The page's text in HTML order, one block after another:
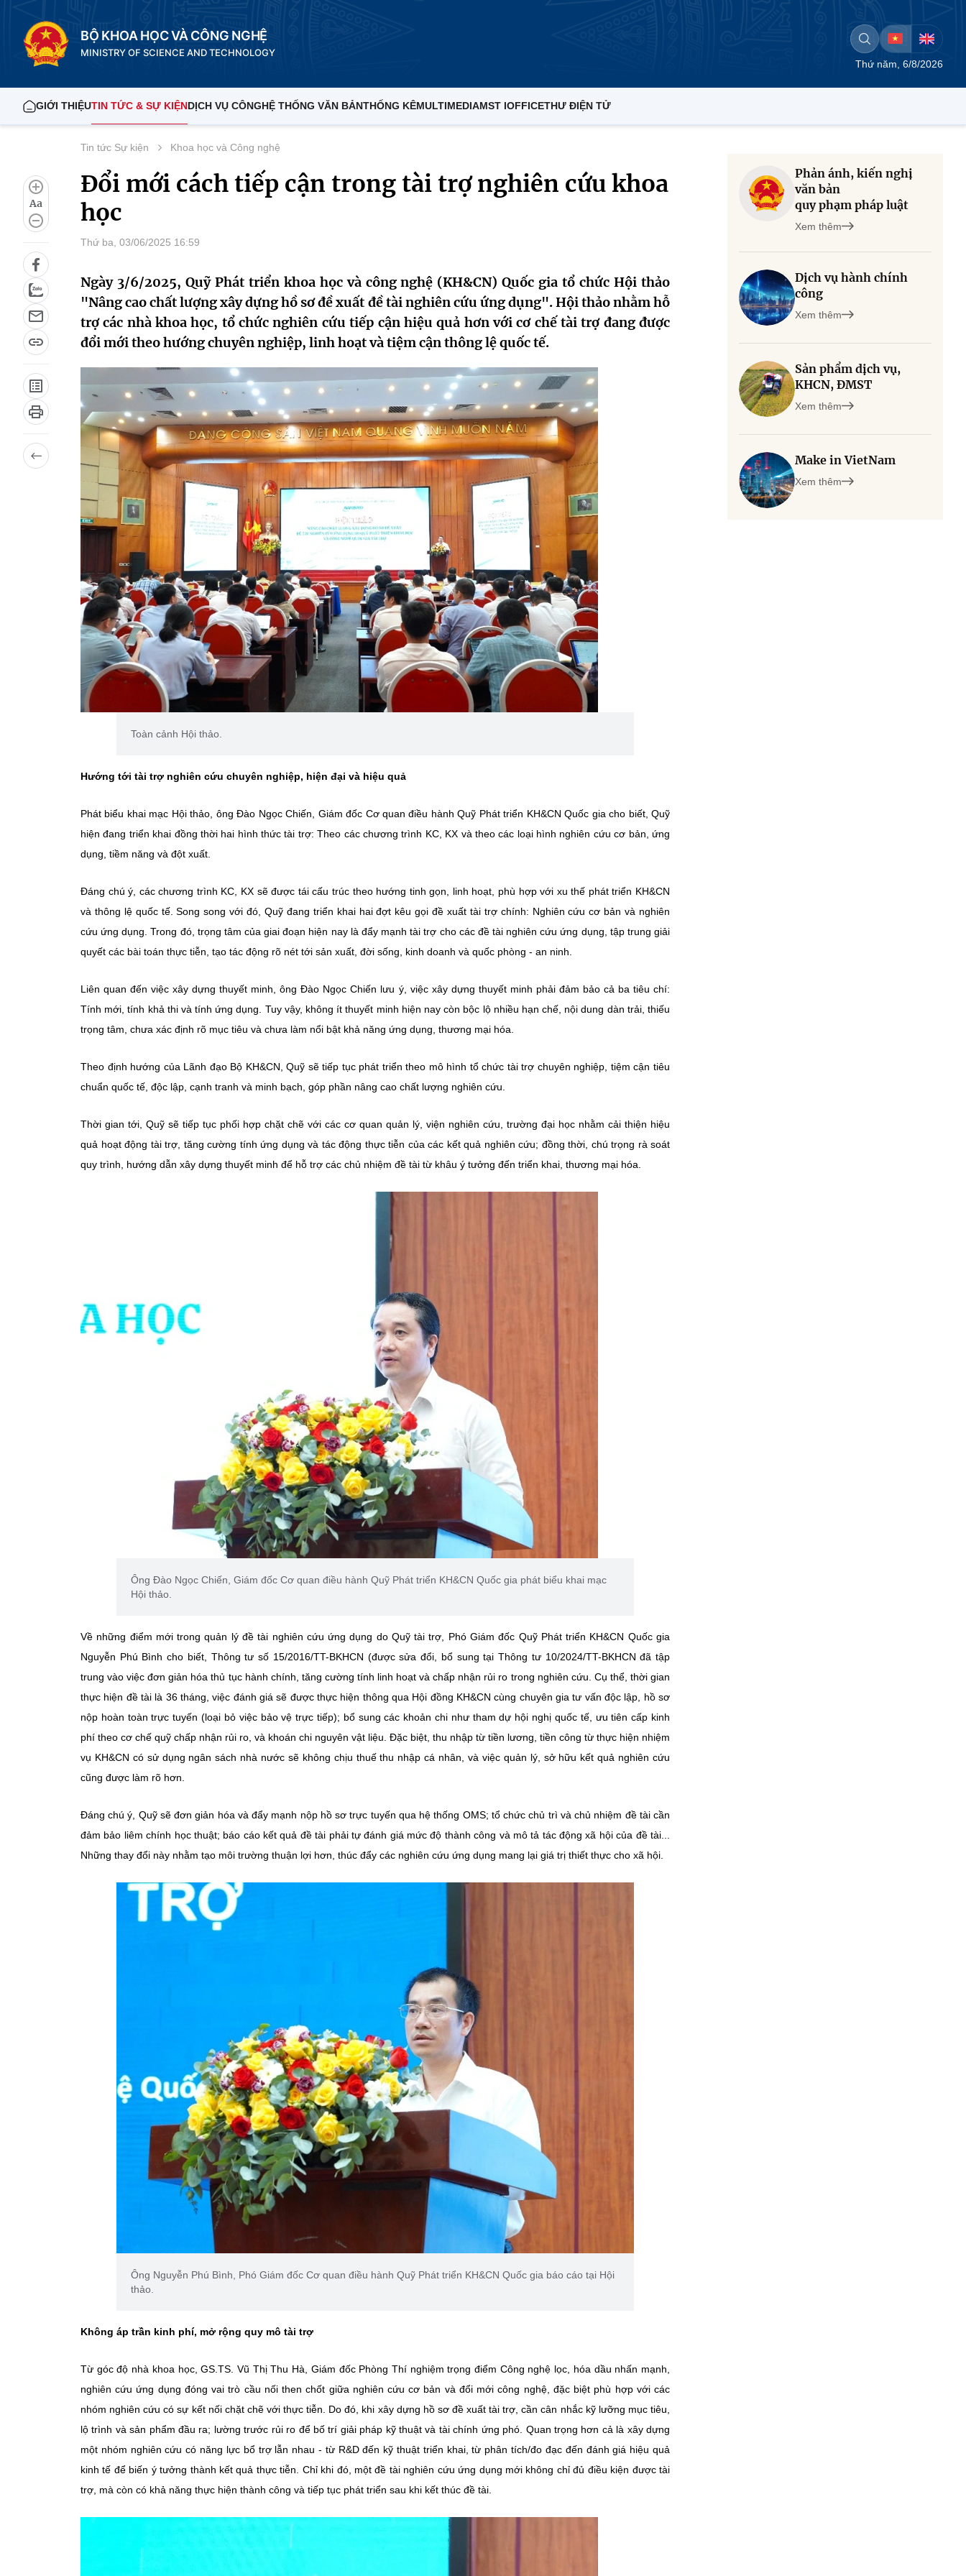
BỘ KHOA HỌC VÀ CÔNG NGHỆ
MINISTRY OF SCIENCE AND TECHNOLOGY
Thứ năm, 6/8/2026
GIỚI THIỆUTIN TỨC & SỰ KIỆNDỊCH VỤ CÔNGHỆ THỐNG VĂN BẢNTHỐNG KÊMULTIMEDIAMST IOFFICETHƯ ĐIỆN TỬ
Aa
Tin tức Sự kiện Khoa học và Công nghệ
Đổi mới cách tiếp cận trong tài trợ nghiên cứu khoa
học
Thứ ba, 03/06/2025 16:59
Ngày 3/6/2025, Quỹ Phát triển khoa học và công nghệ (KH&CN) Quốc gia tổ chức Hội thảo
"Nâng cao chất lượng xây dựng hồ sơ đề xuất đề tài nghiên cứu ứng dụng". Hội thảo nhằm hỗ
trợ các nhà khoa học, tổ chức nghiên cứu tiếp cận hiệu quả hơn với cơ chế tài trợ đang được
đổi mới theo hướng chuyên nghiệp, linh hoạt và tiệm cận thông lệ quốc tế.
Toàn cảnh Hội thảo.
Hướng tới tài trợ nghiên cứu chuyên nghiệp, hiện đại và hiệu quả
Phát biểu khai mạc Hội thảo, ông Đào Ngọc Chiến, Giám đốc Cơ quan điều hành Quỹ Phát triển KH&CN Quốc gia cho biết, Quỹ
hiện đang triển khai đồng thời hai hình thức tài trợ: Theo các chương trình KC, KX và theo các loại hình nghiên cứu cơ bản, ứng
dụng, tiềm năng và đột xuất.
Đáng chú ý, các chương trình KC, KX sẽ được tái cấu trúc theo hướng tinh gọn, linh hoạt, phù hợp với xu thế phát triển KH&CN
và thông lệ quốc tế. Song song với đó, Quỹ đang triển khai hai đợt kêu gọi đề xuất tài trợ chính: Nghiên cứu cơ bản và nghiên
cứu ứng dụng. Trong đó, trọng tâm của giai đoạn hiện nay là đẩy mạnh tài trợ cho các đề tài nghiên cứu ứng dụng, tập trung giải
quyết các bài toán thực tiễn, tạo tác động rõ nét tới sản xuất, đời sống, kinh doanh và quốc phòng - an ninh.
Liên quan đến việc xây dựng thuyết minh, ông Đào Ngọc Chiến lưu ý, việc xây dựng thuyết minh phải đảm bảo cả ba tiêu chí:
Tính mới, tính khả thi và tính ứng dụng. Tuy vậy, không ít thuyết minh hiện nay còn bộc lộ nhiều hạn chế, nội dung dàn trải, thiếu
trọng tâm, chưa xác định rõ mục tiêu và chưa làm nổi bật khả năng ứng dụng, thương mại hóa.
Theo định hướng của Lãnh đạo Bộ KH&CN, Quỹ sẽ tiếp tục phát triển theo mô hình tổ chức tài trợ chuyên nghiệp, tiệm cận tiêu
chuẩn quốc tế, độc lập, cạnh tranh và minh bạch, góp phần nâng cao chất lượng nghiên cứu.
Thời gian tới, Quỹ sẽ tiếp tục phối hợp chặt chẽ với các cơ quan quản lý, viện nghiên cứu, trường đại học nhằm cải thiện hiệu
quả hoạt động tài trợ, tăng cường tính ứng dụng và tác động thực tiễn của các kết quả nghiên cứu; đồng thời, chú trọng rà soát
quy trình, hướng dẫn xây dựng thuyết minh để hỗ trợ các chủ nhiệm đề tài từ khâu ý tưởng đến triển khai, thương mại hóa.
Ông Đào Ngọc Chiến, Giám đốc Cơ quan điều hành Quỹ Phát triển KH&CN Quốc gia phát biểu khai mạc
Hội thảo.
Về những điểm mới trong quản lý đề tài nghiên cứu ứng dụng do Quỹ tài trợ, Phó Giám đốc Quỹ Phát triển KH&CN Quốc gia
Nguyễn Phú Bình cho biết, Thông tư số 15/2016/TT-BKHCN (được sửa đổi, bổ sung tại Thông tư 10/2024/TT-BKHCN đã tập
trung vào việc đơn giản hóa thủ tục hành chính, tăng cường tính linh hoạt và chấp nhận rủi ro trong nghiên cứu. Cụ thể, thời gian
thực hiện đề tài là 36 tháng, việc đánh giá sẽ được thực hiện thông qua Hội đồng KH&CN cùng chuyên gia tư vấn độc lập, hồ sơ
nộp hoàn toàn trực tuyến (loại bỏ việc bảo vệ trực tiếp); bổ sung các khoản chi như tham dự hội nghị quốc tế, ưu tiên cấp kinh
phí theo cơ chế quỹ chấp nhận rủi ro, và khoán chi nguyên vật liệu. Đặc biệt, thu nhập từ tiền lương, tiền công từ thực hiện nhiệm
vụ KH&CN có sử dụng ngân sách nhà nước sẽ không chịu thuế thu nhập cá nhân, và việc quản lý, sở hữu kết quả nghiên cứu
cũng được làm rõ hơn.
Đáng chú ý, Quỹ sẽ đơn giản hóa và đẩy mạnh nộp hồ sơ trực tuyến qua hệ thống OMS; tổ chức chủ trì và chủ nhiệm đề tài cần
đảm bảo liêm chính học thuật; báo cáo kết quả đề tài phải tự đánh giá mức độ thành công và mô tả tác động xã hội của đề tài...
Những thay đổi này nhằm tạo môi trường thuận lợi hơn, thúc đẩy các nghiên cứu ứng dụng mang lại giá trị thiết thực cho xã hội.
Ông Nguyễn Phú Bình, Phó Giám đốc Cơ quan điều hành Quỹ Phát triển KH&CN Quốc gia báo cáo tại Hội
thảo.
Không áp trần kinh phí, mở rộng quy mô tài trợ
Từ góc độ nhà khoa học, GS.TS. Vũ Thị Thu Hà, Giám đốc Phòng Thí nghiệm trọng điểm Công nghệ lọc, hóa dầu nhấn mạnh,
nghiên cứu ứng dụng đóng vai trò cầu nối then chốt giữa nghiên cứu cơ bản và đổi mới công nghệ, đặc biệt phù hợp với các
nhóm nghiên cứu có sự kết nối chặt chẽ với thực tiễn. Do đó, khi xây dựng hồ sơ đề xuất tài trợ, cần cân nhắc kỹ lưỡng mục tiêu,
lộ trình và sản phẩm đầu ra; lường trước rủi ro để bố trí giải pháp kỹ thuật và tài chính ứng phó. Quan trọng hơn cả là xây dựng
một nhóm nghiên cứu có năng lực bổ trợ lẫn nhau - từ R&D đến kỹ thuật triển khai, từ phân tích/đo đạc đến đánh giá hiệu quả
kinh tế để biến ý tưởng thành kết quả thực tiễn. Chỉ khi đó, một đề tài nghiên cứu ứng dụng mới không chỉ đủ điều kiện được tài
trợ, mà còn có khả năng thực hiện thành công và tiếp tục phát triển sau khi kết thúc đề tài.
Phản ánh, kiến nghị
văn bản
quy phạm pháp luật
Xem thêm
Dịch vụ hành chính
công
Xem thêm
Sản phẩm dịch vụ,
KHCN, ĐMST
Xem thêm
Make in VietNam
Xem thêm